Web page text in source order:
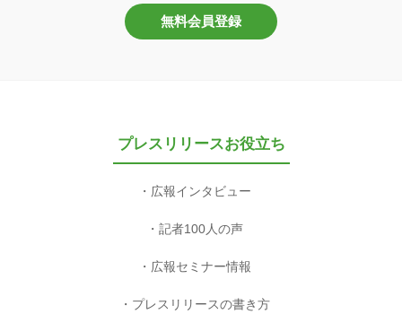
無料会員登録
プレスリリースお役立ち
広報インタビュー
記者100人の声
広報セミナー情報
プレスリリースの書き方